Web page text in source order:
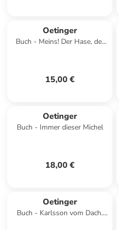
Oetinger
Buch - Meins! Der Hase, der
15,00 €
Oetinger
Buch - Immer dieser Michel
18,00 €
Oetinger
Buch - Karlsson vom Dach.